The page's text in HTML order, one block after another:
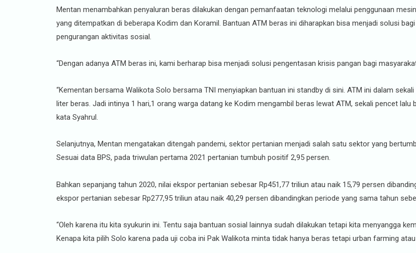
Mentan menambahkan penyaluran beras dilakukan dengan pemanfaatan teknologi melalui penggunaan
yang ditempatkan di beberapa Kodim dan Koramil. Bantuan ATM beras ini diharapkan bisa menjadi solusi
pengurangan aktivitas sosial.
“Dengan adanya ATM beras ini, kami berharap bisa menjadi solusi pengentasan krisis pangan bagi
“Kementan bersama Walikota Solo bersama TNI menyiapkan bantuan ini standby di sini. ATM ini dalam
liter beras. Jadi intinya 1 hari,1 orang warga datang ke Kodim mengambil beras lewat ATM, sekali pencet lalu
kata Syahrul.
Selanjutnya, Mentan mengatakan ditengah pandemi, sektor pertanian menjadi salah satu sektor yang
Sesuai data BPS, pada triwulan pertama 2021 pertanian tumbuh positif 2,95 persen.
Bahkan sepanjang tahun 2020, nilai ekspor pertanian sebesar Rp451,77 triliun atau naik 15,79 persen
ekspor pertanian sebesar Rp277,95 triliun atau naik 40,29 persen dibandingkan periode yang sama tahun
“Oleh karena itu kita syukurin ini. Tentu saja bantuan sosial lainnya sudah dilakukan tetapi kita menyangga
Kenapa kita pilih Solo karena pada uji coba ini Pak Walikota minta tidak hanya beras tetapi urban farming